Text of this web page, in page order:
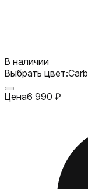
В наличии
Выбрать цвет:
Цена6 990 ₽